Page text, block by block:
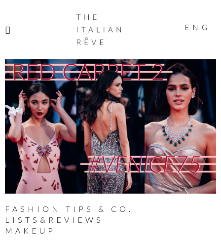
ITALIAN
RÊVE
ENG
FASHION TIPS & CO.
LISTS&REVIEWS
MAKEUP